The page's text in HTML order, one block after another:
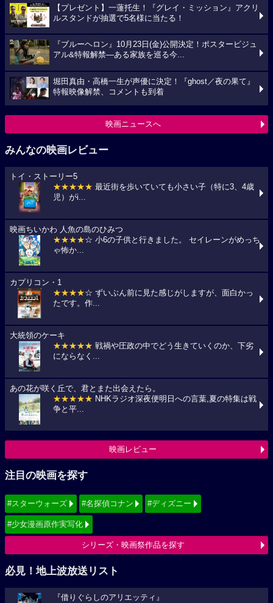
【プレゼント】一蓮托生！『グレイ・ミッション』アクリ
ルスタンドが抽選で5名様に当たる！
『ブルーヘロン』10月23日(金)公開決定！ポスタービジュ
アル&特報解禁―ある家族を巡る今...
堀田真由・高橋一生が声優に決定！『ghost／夜の果て』
特報映像解禁、コメントも到着
映画ニュースへ
みんなの映画レビュー
トイ・ストーリー5
★★★★★ 最近街を歩いていても小さい子（特に3、4歳
児）がi...
映画ちいかわ 人魚の島のひみつ
★★★★☆ 小6の子供と行きました。 セイレーンがめっち
ゃ怖か...
カプリコン・1
★★★★☆ ずいぶん前に見た感じがしますが、面白かっ
たです。作...
大統領のケーキ
★★★★★ 戦禍や圧政の中でどう生きていくのか、下劣
にならなく...
あの花が咲く丘で、君とまた出会えたら。
★★★★★ NHKラジオ深夜便明日への言葉,夏の特集は戦
争と平...
映画レビュー
注目の映画を探す
#スターウォーズ #名探偵コナン #ディズニー
#少女漫画原作実写化
シリーズ・映画祭作品を探す
必見！地上波放送リスト
『借りぐらしのアリエッティ』